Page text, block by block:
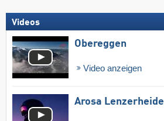
Videos
Obereggen
Video anzeigen
Arosa Lenzerheide